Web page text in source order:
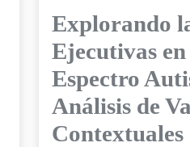
Explorando
Ejecutivas
Espectro
Análisis de